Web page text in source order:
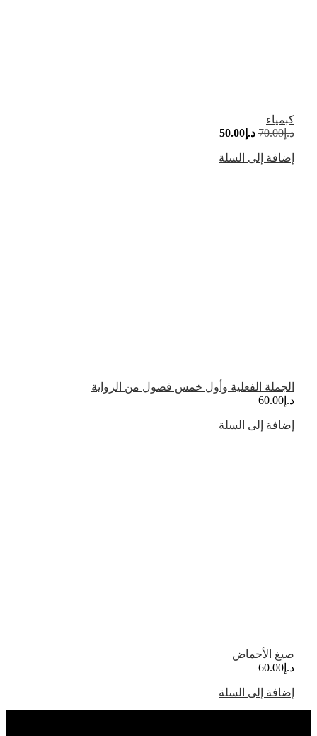
كبمياء
70.00 د.إ 50.00
إضافة إلى السلة
الجملة الفعلية وأول خمس فصول من الرواية
60.00
إضافة إلى السلة
صيغ الأحماض
60.00
إضافة إلى السلة